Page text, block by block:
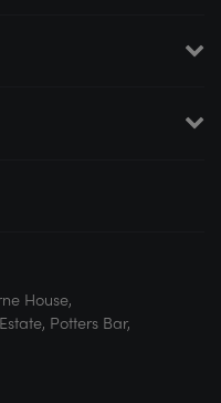
House,
Potters Bar,